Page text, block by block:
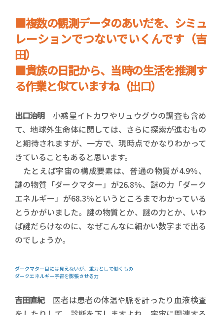
■複数の観測データのあいだを、シミュ
レーションでつないでいくんです（吉
田）
■貴族の日記から、当時の生活を推測す
る作業と似ていますね（出口）
出口治明小惑星イトカワやリュウグウの調査も含め
て、地球外生命体に関しては、さらに探索が進むもの
と期待されますが、一方で、現時点でかなりわかって
きていることもあると思います。
たとえば宇宙の構成要素は、普通の物質が4.9％、
謎の物質「ダークマター」が26.8％、謎の力「ダーク
エネルギー」が68.3％というところまでわかっている
とうかがいました。謎の物質とか、謎の力とか、いわ
ば謎だらけなのに、なぜこんなに細かい数字まで出る
のでしょうか。
ダークマター――目には見えないが、重力として働くもの
ダークエネルギー――宇宙を膨張させる力
吉田直紀医者は患者の体温や脈を計ったり血液検査